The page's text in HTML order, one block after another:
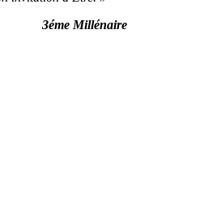
3éme Millénaire